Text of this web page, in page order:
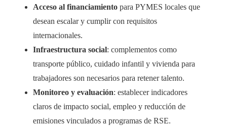
Acceso al financiamiento para PYMES locales que
desean escalar y cumplir con requisitos
internacionales.
Infraestructura social: complementos como
transporte público, cuidado infantil y vivienda para
trabajadores son necesarios para retener talento.
Monitoreo y evaluación: establecer indicadores
claros de impacto social, empleo y reducción de
emisiones vinculados a programas de RSE.